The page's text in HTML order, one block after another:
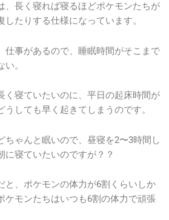
、長く寝れば寝るほどポケモンたちが
たりする仕様になっています。
仕事があるので、睡眠時間がそこまで
。
く寝ていたいのに、平日の起床時間が
しても早く起きてしまうのです。
ちゃんと眠いので、昼寝を2〜3時間し
に寝ていたいのですが？？
と、ポケモンの体力が6割くらいしか
ケモンたちはいつも6割の体力で頑張